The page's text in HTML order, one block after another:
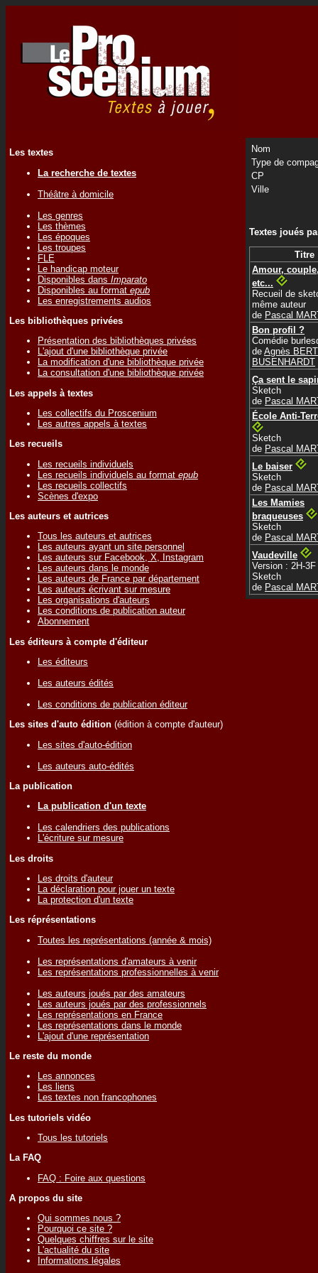
Les textes
La recherche de textes
Théâtre à domicile
Les genres
Les thèmes
Les époques
Les troupes
FLE
Le handicap moteur
Disponibles dans Imparato
Disponibles au format epub
Les enregistrements audios
Les bibliothèques privées
Présentation des bibliothèques privées
L'ajout d'une bibliothèque privée
La modification d'une bibliothèque privée
La consultation d'une bibliothèque privée
Les appels à textes
Les collectifs du Proscenium
Les autres appels à textes
Les recueils
Les recueils individuels
Les recueils individuels au format epub
Les recueils collectifs
Scènes d'expo
Les auteurs et autrices
Tous les auteurs et autrices
Les auteurs ayant un site personnel
Les auteurs sur Facebook, X, Instagram
Les auteurs dans le monde
Les auteurs de France par département
Les auteurs écrivant sur mesure
Les organisations d'auteurs
Les conditions de publication auteur
Abonnement
Les éditeurs à compte d'éditeur
Les éditeurs
Les auteurs édités
Les conditions de publication éditeur
Les sites d'auto édition (édition à compte d'auteur)
Les sites d'auto-édition
Les auteurs auto-édités
La publication
La publication d'un texte
Les calendriers des publications
L'écriture sur mesure
Les droits
Les droits d'auteur
La déclaration pour jouer un texte
La protection d'un texte
Les réprésentations
Toutes les représentations (année & mois)
Les représentations d'amateurs à venir
Les représentations professionnelles à venir
Les auteurs joués par des amateurs
Les auteurs joués par des professionnels
Les représentations en France
Les représentations dans le monde
L'ajout d'une représentation
Le reste du monde
Les annonces
Les liens
Les textes non francophones
Les tutoriels vidéo
Tous les tutoriels
La FAQ
FAQ : Foire aux questions
A propos du site
Qui sommes nous ?
Pourquoi ce site ?
Quelques chiffres sur le site
L'actualité du site
Informations légales
Nom
Type de
CP
Ville
Textes joués
Titre
Amour,
etc...
Recueil de
même auteur
de Pascal
Bon profil ?
Comédie
de Agnès BERT
BUSENHARDT
Ça sent le
Sketch
de Pascal
École Anti-
Sketch
de Pascal
Le baiser
Sketch
de Pascal
Les Mamies
braqueuses
Sketch
de Pascal
Vaudeville
Version : 2H-3F
Sketch
de Pascal